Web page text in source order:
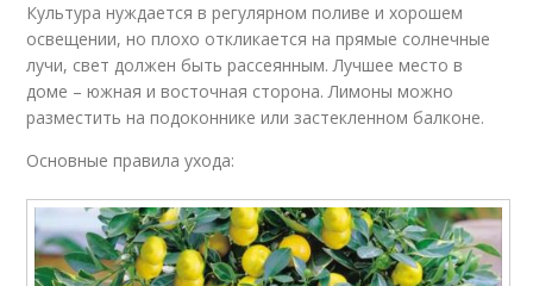
Культура нуждается в регулярном поливе и хорошем
освещении, но плохо откликается на прямые солнечные
лучи, свет должен быть рассеянным. Лучшее место в
доме – южная и восточная сторона. Лимоны можно
разместить на подоконнике или застекленном балконе.
Основные правила ухода: